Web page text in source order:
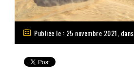
Publiée le : 25 novembre 2021, dans